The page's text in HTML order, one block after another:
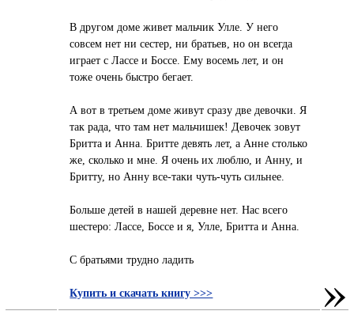
В другом доме живет мальчик Улле. У него
совсем нет ни сестер, ни братьев, но он всегда
играет с Лассе и Боссе. Ему восемь лет, и он
тоже очень быстро бегает.
А вот в третьем доме живут сразу две девочки. Я
так рада, что там нет мальчишек! Девочек зовут
Бритта и Анна. Бритте девять лет, а Анне столько
же, сколько и мне. Я очень их люблю, и Анну, и
Бритту, но Анну все-таки чуть-чуть сильнее.
Больше детей в нашей деревне нет. Нас всего
шестеро: Лассе, Боссе и я, Улле, Бритта и Анна.
С братьями трудно ладить
Купить и скачать книгу >>> »